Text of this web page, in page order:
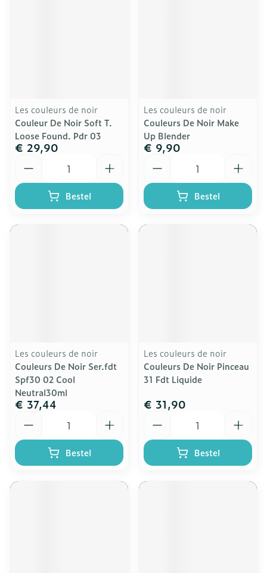
Les couleurs de noir
Couleur De Noir Soft T.
Loose Found. Pdr 03
€ 29,90
Bestel
Les couleurs de noir
Couleurs De Noir Make
Up Blender
€ 9,90
Bestel
Les couleurs de noir
Couleurs De Noir Ser.fdt
Spf30 02 Cool
Neutral30ml
€ 37,44
Bestel
Les couleurs de noir
Couleurs De Noir Pinceau
31 Fdt Liquide
€ 31,90
Bestel